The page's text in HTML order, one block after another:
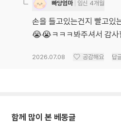
빠당엄마 임신 4개월
손을 들고있는건지 빨고있
😭😭ㅋㅋㅋ봐주셔서 감사
2026.07.08 공감해요 답
함께 많이 본 베동글